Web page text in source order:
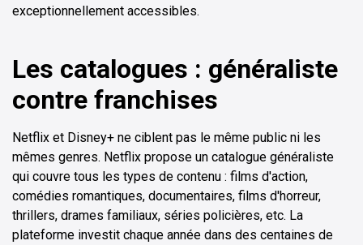
exceptionnellement accessibles.
Les catalogues : généraliste
contre franchises
Netflix et Disney+ ne ciblent pas le même public ni les
mêmes genres. Netflix propose un catalogue généraliste
qui couvre tous les types de contenu : films d'action,
comédies romantiques, documentaires, films d'horreur,
thrillers, drames familiaux, séries policières, etc. La
plateforme investit chaque année dans des centaines de